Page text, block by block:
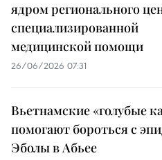
ядром регионального
специализированной
медицинской помощи
26/06/2026 07:31
Вьетнамские «голубые
помогают бороться с
Эболы в Абьее